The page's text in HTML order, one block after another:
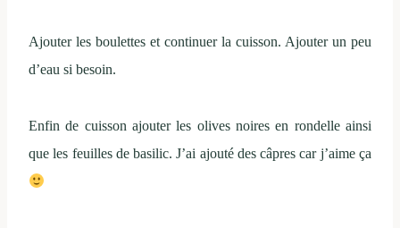
Ajouter les boulettes et continuer la cuisson. Ajouter un peu
d’eau si besoin.
Enfin de cuisson ajouter les olives noires en rondelle ainsi
que les feuilles de basilic. J’ai ajouté des câpres car j’aime ça